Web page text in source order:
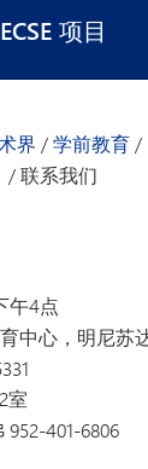
ECSE 项目
界 /学前教育 /
/联系我们
午4点
中心，明尼苏
室
952-401-6806